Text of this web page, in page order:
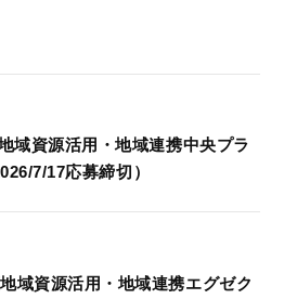
域資源活用・地域連携中央プラ
7/17応募締切）
域資源活用・地域連携エグゼク